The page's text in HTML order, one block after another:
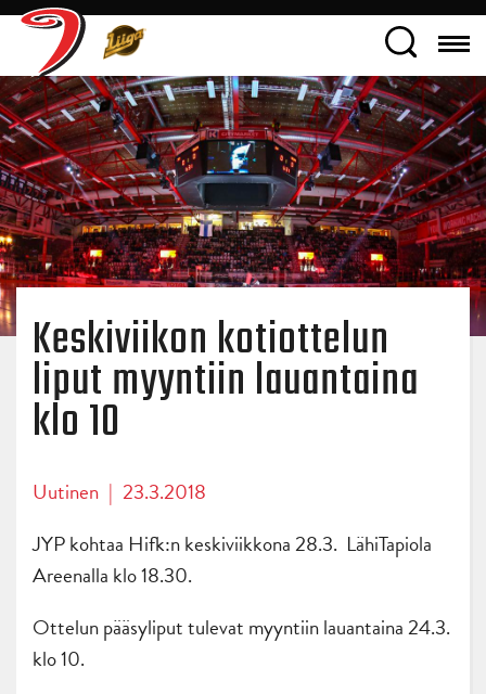
Keskiviikon kotiottelun
liput myyntiin lauantaina
klo 10
Uutinen | 23.3.2018
JYP kohtaa Hifk:n keskiviikkona 28.3. LähiTapiola
Areenalla klo 18.30.
Ottelun pääsyliput tulevat myyntiin lauantaina 24.3.
klo 10.